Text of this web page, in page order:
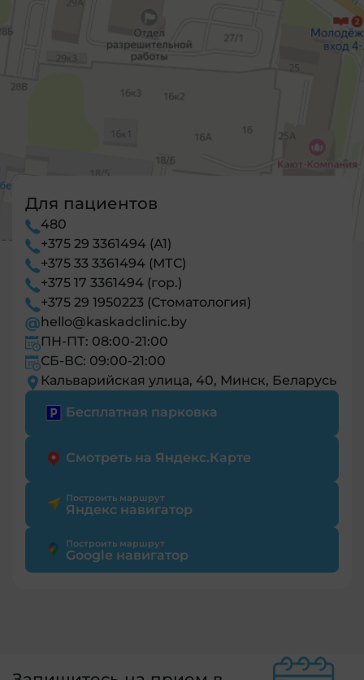
Для пациентов
480
+375 29 3361494 (А1)
+375 33 3361494 (МТС)
+375 17 3361494 (гор.)
+375 29 1950223 (Стоматология)
hello@kaskadclinic.by
ПН-ПТ: 08:00-21:00
СБ-ВС: 09:00-21:00
Кальварийская улица, 40, Минск, Беларусь
Бесплатная парковка
Смотреть на Яндекс.Карте
Построить маршрут
Яндекс навигатор
Построить маршрут
Google навигатор